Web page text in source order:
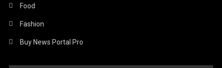
Food
Fashion
Buy News Portal Pro